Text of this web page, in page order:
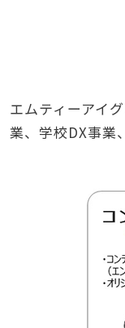
エムティーアイ
業、学校DX事業